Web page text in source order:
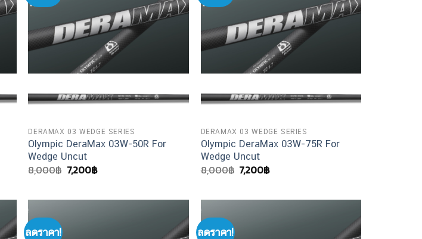
DERAMAX 03 WEDGE SERIES
Olympic DeraMax 03W-50R For
Wedge Uncut
8,000฿ Original
price
8,000฿.
7,200฿Current
7,200฿.
DERAMAX 03 WEDGE SERIES
Olympic DeraMax 03W-75R For
Wedge Uncut
8,000฿ Original
price
8,000฿.
7,200฿Current
7,200฿.
ลดราคา! ลดราคา!